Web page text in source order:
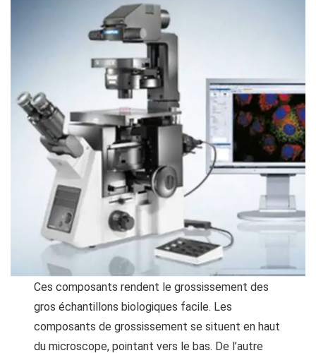
Ces composants rendent le grossissement des
gros échantillons biologiques facile. Les
composants de grossissement se situent en haut
du microscope, pointant vers le bas. De l’autre